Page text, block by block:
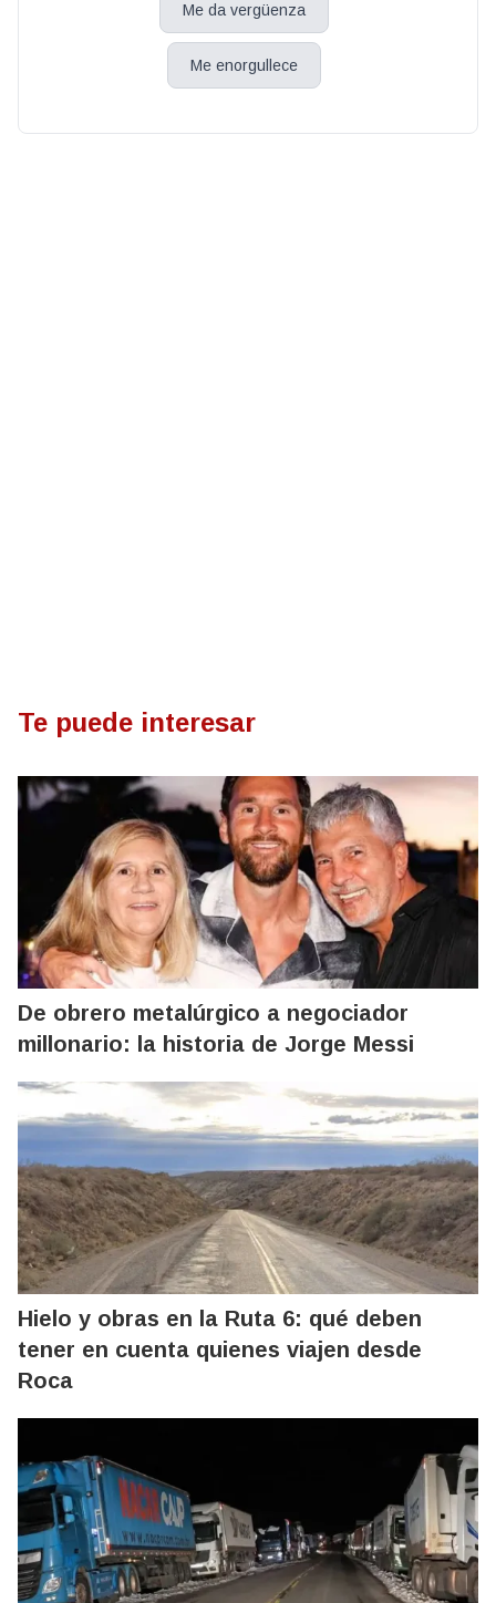
Me da vergüenza
Me enorgullece
Te puede interesar
De obrero metalúrgico a negociador
millonario: la historia de Jorge Messi
Hielo y obras en la Ruta 6: qué deben
tener en cuenta quienes viajen desde
Roca